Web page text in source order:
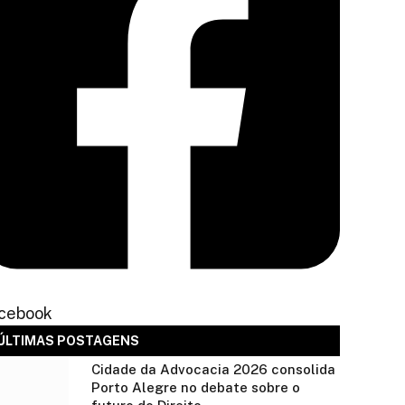
POSTAGENS
Cidade da Advocacia 2026 consolida
Porto Alegre no debate sobre o